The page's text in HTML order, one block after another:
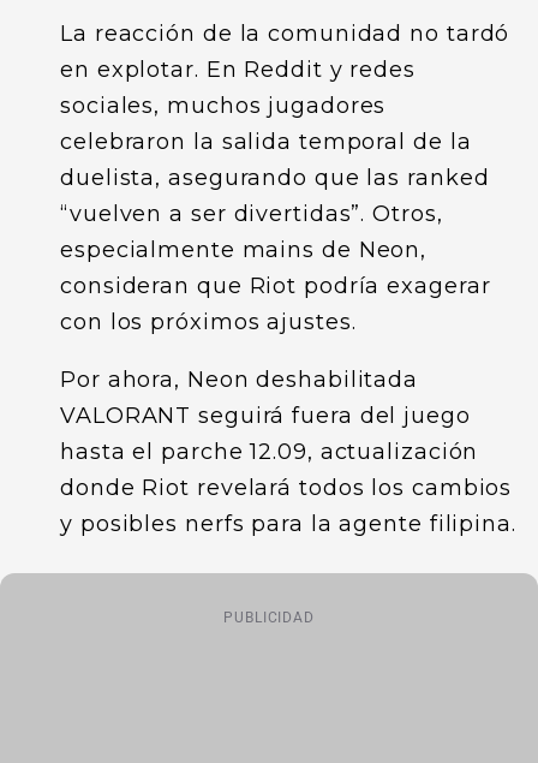
La reacción de la comunidad no tardó
en explotar. En Reddit y redes
sociales, muchos jugadores
celebraron la salida temporal de la
duelista, asegurando que las ranked
“vuelven a ser divertidas”. Otros,
especialmente mains de Neon,
consideran que Riot podría exagerar
con los próximos ajustes.
Por ahora, Neon deshabilitada
VALORANT seguirá fuera del juego
hasta el parche 12.09, actualización
donde Riot revelará todos los cambios
y posibles nerfs para la agente filipina.
PUBLICIDAD